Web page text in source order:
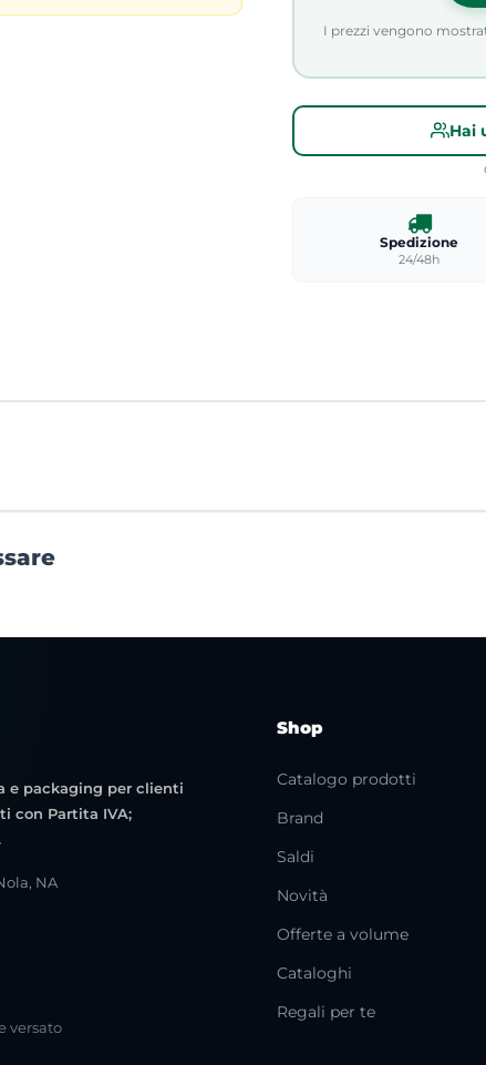
I prezzi vengono
Hai
Spedizione
24/48h
e packaging per clienti
con Partita IVA;
NA
versato
Shop
Catalogo prodotti
Brand
Saldi
Novità
Offerte a volume
Cataloghi
Regali per te